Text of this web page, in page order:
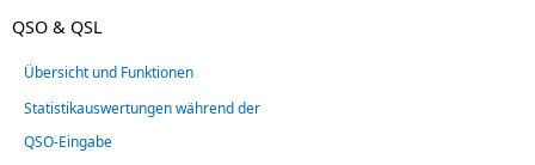
QSO & QSL
Übersicht und Funktionen
Statistikauswertungen während der
QSO-Eingabe